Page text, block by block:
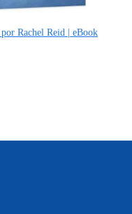
Rachel Reid | eBook